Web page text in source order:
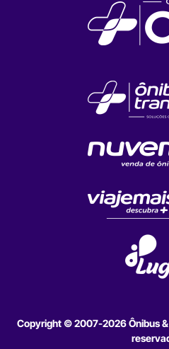
Copyright © 2007-2026 Ônibus